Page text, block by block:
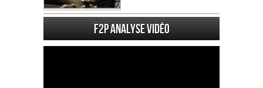
F2P Analyse vidéo